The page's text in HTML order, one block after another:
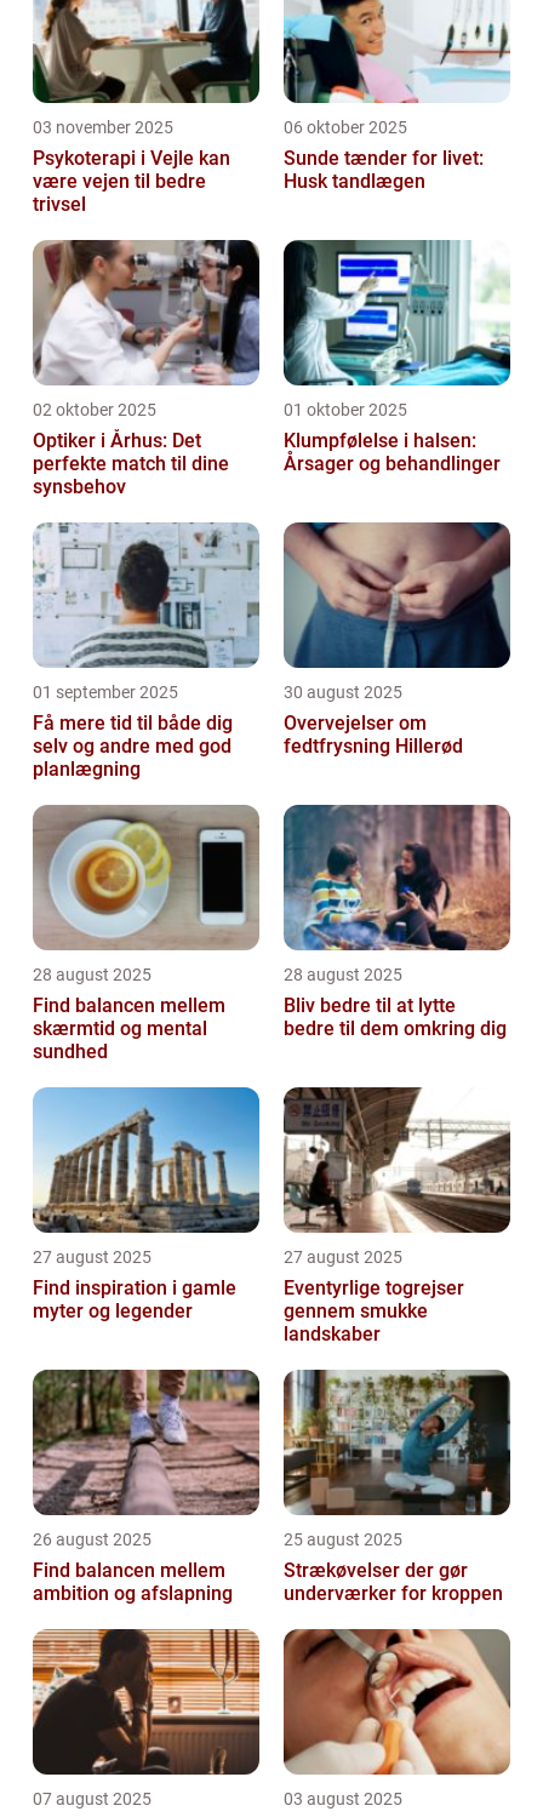
03 november 2025
Psykoterapi i Vejle kan
være vejen til bedre
trivsel
06 oktober 2025
Sunde tænder for livet:
Husk tandlægen
02 oktober 2025
Optiker i Århus: Det
perfekte match til dine
synsbehov
01 oktober 2025
Klumpfølelse i halsen:
Årsager og behandlinger
01 september 2025
Få mere tid til både dig
selv og andre med god
planlægning
30 august 2025
Overvejelser om
fedtfrysning Hillerød
28 august 2025
Find balancen mellem
skærmtid og mental
sundhed
28 august 2025
Bliv bedre til at lytte
bedre til dem omkring dig
27 august 2025
Find inspiration i gamle
myter og legender
27 august 2025
Eventyrlige togrejser
gennem smukke
landskaber
26 august 2025
Find balancen mellem
ambition og afslapning
25 august 2025
Strækøvelser der gør
underværker for kroppen
07 august 2025 03 august 2025